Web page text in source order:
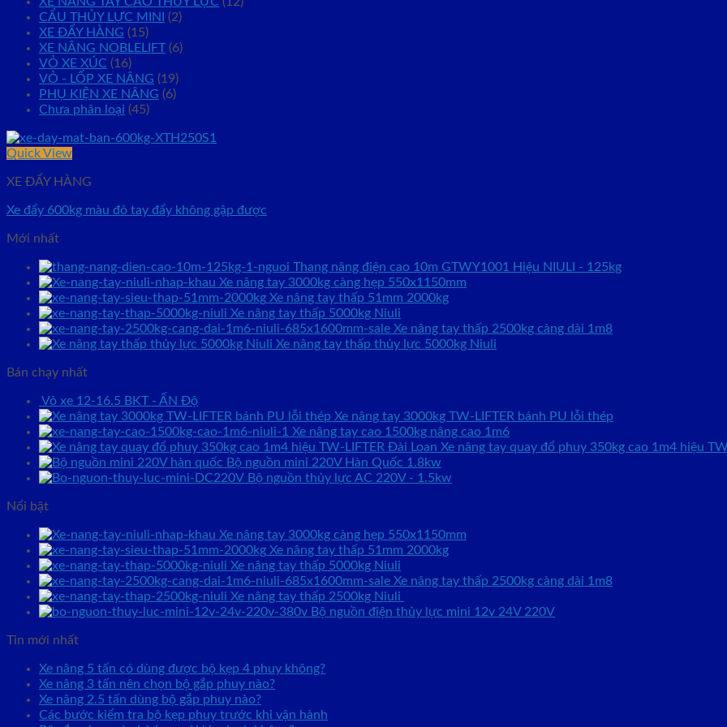
CẨU THỦY LỰC MINI
(2)
XE ĐẨY HÀNG (15)
XE NÂNG NOBLELIFT (6)
VỎ XE XÚC (16)
VỎ - LỐP XE NÂNG (19)
PHỤ KIỆN XE NÂNG (6)
Chưa phân loại (45)
Quick View
XE ĐẨY HÀNG
Xe đẩy 600kg màu đỏ tay đẩy không gập được
Mới nhất
Thang nâng điện cao 10m GTWY1001 Hiệu NIULI - 125kg
Xe nâng tay 3000kg càng hẹp 550x1150mm
Xe nâng tay thấp 51mm 2000kg
Xe nâng tay thấp 5000kg Niuli
Xe nâng tay thấp 2500kg càng dài 1m8
Xe nâng tay thấp thủy lực 5000kg Niuli
Bán chạy nhất
Vỏ xe 12-16.5 BKT - ẤN Độ
Xe nâng tay 3000kg TW-LIFTER bánh PU lỗi thép
Xe nâng tay cao 1500kg nâng cao 1m6
Xe nâng tay quay đổ phuy 350kg cao 1m4 hiệu
Bộ nguồn mini 220V Hàn Quốc 1.8kw
Bộ nguồn thủy lực AC 220V - 1.5kw
Nổi bật
Xe nâng tay 3000kg càng hẹp 550x1150mm
Xe nâng tay thấp 51mm 2000kg
Xe nâng tay thấp 5000kg Niuli
Xe nâng tay thấp 2500kg càng dài 1m8
Xe nâng tay thấp 2500kg Niuli
Bộ nguồn điện thủy lực mini 12v 24V 220V
Tin mới nhất
Xe nâng 5 tấn có dùng được bộ kẹp 4 phuy không?
Xe nâng 3 tấn nên chọn bộ gắp phuy nào?
Xe nâng 2.5 tấn dùng bộ gắp phuy nào?
Các bước kiểm tra bộ kẹp phuy trước khi vận hành